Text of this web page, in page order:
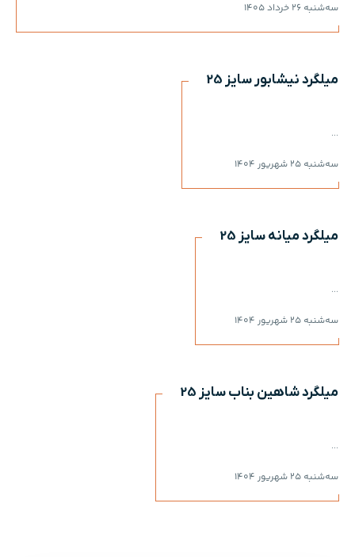
سه‌شنبه 26 خرداد 1405
میلگرد نیشابور سایز 25
...
سه‌شنبه 25 شهریور 1404
میلگرد میانه سایز 25
...
سه‌شنبه 25 شهریور 1404
میلگرد شاهین بناب سایز 25
...
سه‌شنبه 25 شهریور 1404